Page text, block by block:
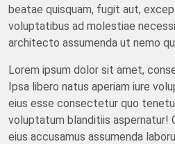
beatae quisquam, fugit aut,
voluptatibus ad molestiae
architecto assumenda ut nemo
Lorem ipsum dolor sit amet,
Ipsa libero natus aperiam iure
eius esse consectetur quo
voluptatum blanditiis aspernatur!
eius accusamus assumenda